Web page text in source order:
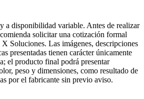
a disponibilidad variable. Antes de realizar
solicitar una cotización formal
Soluciones. Las imágenes, descripciones
presentadas tienen carácter únicamente
el producto final podrá presentar
peso y dimensiones, como resultado de
por el fabricante sin previo aviso.